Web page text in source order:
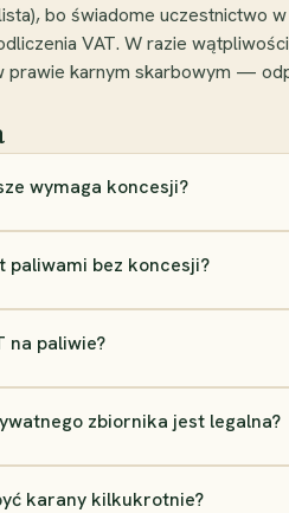
bo świadome uczestnictwo
VAT. W razie
prawie karnym skarbowym —
wymaga koncesji?
paliwami bez koncesji?
na paliwie?
zbiornika jest legalna?
karany kilkukrotnie?